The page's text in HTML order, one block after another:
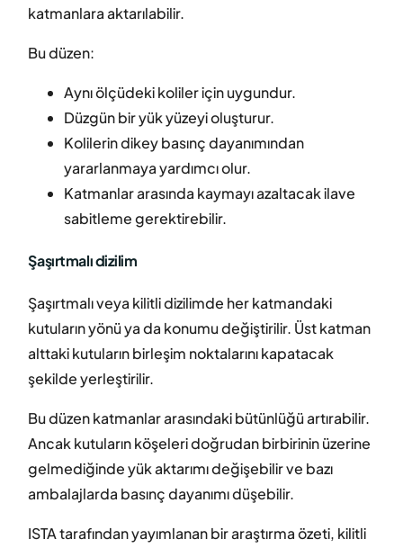
katmanlara aktarılabilir.
Bu düzen:
Aynı ölçüdeki koliler için uygundur.
Düzgün bir yük yüzeyi oluşturur.
Kolilerin dikey basınç dayanımından
yararlanmaya yardımcı olur.
Katmanlar arasında kaymayı azaltacak ilave
sabitleme gerektirebilir.
Şaşırtmalı dizilim
Şaşırtmalı veya kilitli dizilimde her katmandaki
kutuların yönü ya da konumu değiştirilir. Üst katman
alttaki kutuların birleşim noktalarını kapatacak
şekilde yerleştirilir.
Bu düzen katmanlar arasındaki bütünlüğü artırabilir.
Ancak kutuların köşeleri doğrudan birbirinin üzerine
gelmediğinde yük aktarımı değişebilir ve bazı
ambalajlarda basınç dayanımı düşebilir.
ISTA tarafından yayımlanan bir araştırma özeti, kilitli